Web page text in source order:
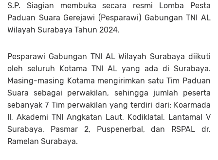
S.P. Siagian membuka secara resmi Lomba Pesta
Paduan Suara Gerejawi (Pesparawi) Gabungan TNI AL
Wilayah Surabaya Tahun 2024.
Pesparawi Gabungan TNI AL Wilayah Surabaya diikuti
oleh seluruh Kotama TNI AL yang ada di Surabaya.
Masing-masing Kotama mengirimkan satu Tim Paduan
Suara sebagai perwakilan, sehingga jumlah peserta
sebanyak 7 Tim perwakilan yang terdiri dari: Koarmada
II, Akademi TNI Angkatan Laut, Kodiklatal, Lantamal V
Surabaya, Pasmar 2, Puspenerbal, dan RSPAL dr.
Ramelan Surabaya.